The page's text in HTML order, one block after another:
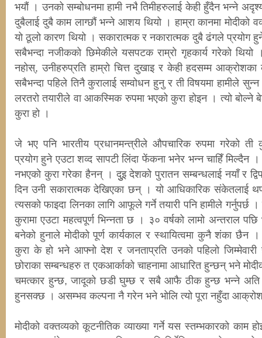
भयौं । उनको सम्बोधनमा हामी नभै तिमीहरुलाई केही हुँदैन भन्ने
दुबैलाई दुबै काम लाग्छौं भन्ने आशय थियो । हाम्रा कानमा मोदीको
यो ठूलो कारण थियो । सकारात्मक र नकारात्मक दुबै ढंगले प्रयोग हुने
सबैभन्दा नजीकको छिमेकीले यसपटक राम्रो गृहकार्य गरेको
नहोस्, उनीहरुप्रति हाम्रो चित्त दुखाइ र केही हदसम्म
सबैभन्दा पहिले तिनै कुरालाई सम्वोधन हुनु र ती विषयमा हामीले
लरतरो तयारीले वा आकस्मिक रुपमा भएको कुरा होइन । त्यो बोल्ने
कुरा हो ।
जे भए पनि भारतीय प्रधानमन्त्रीले औपचारिक रुपमा गरेको ती
प्रयोग हुने एउटा शव्द सापटी लिंदा फेंकना भनेर भन्न चाहिँ
नभएको कुरा गरेका हैनन् । दुुइ देशको पुरातन सम्बन्धलाई नयाँ र
दिन उनी सकारात्मक देखिएका छन् । यो आधिकारिक संकेतलाई
त्यसको फाइदा लिनका लागि आफूले गर्ने तयारी पनि हामीले
कुरामा एउटा महत्वपूर्ण भिन्नता छ । ३० वर्षको लामो अन्तराल
बनेको हुनाले मोदीको पूर्ण कार्यकाल र स्थायित्वमा कुनै शंका छैन
कुरा के हो भने आफ्नो देश र जनताप्रति उनको पहिलो जिम्मेवारी
छोराका सम्बन्धहरु त एकआर्काको चाहनामा आधारित हुन्छन् भने
चमत्कार हुन्छ, जादूको छडी घुम्छ र सबै आफै ठीक हुन्छ भन्ने अति
हुनसक्छ । असम्भव कल्पना नै गरेन भने भोलि त्यो पूरा नहुँदा
मोदीको वक्तव्यको कूटनीतिक व्याख्या गर्ने यस स्तम्भकारको काम